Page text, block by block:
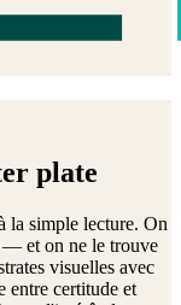
plate
la simple lecture. On
— et on ne le trouve
visuelles avec
entre certitude et